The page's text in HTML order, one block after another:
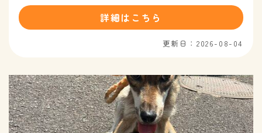
詳細はこちら
更新日：2026-08-04